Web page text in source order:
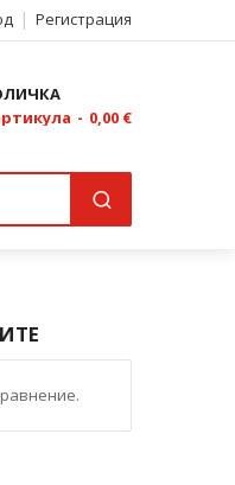
Регистрация
0,00 €